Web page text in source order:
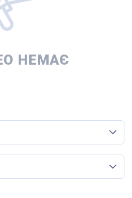
НЕМАЄ